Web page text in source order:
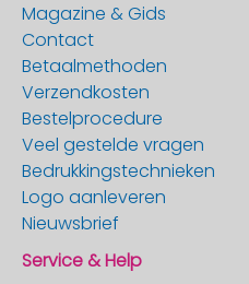
Magazine & Gids
Contact
Betaalmethoden
Verzendkosten
Bestelprocedure
Veel gestelde vragen
Bedrukkingstechnieken
Logo aanleveren
Nieuwsbrief
Service & Help